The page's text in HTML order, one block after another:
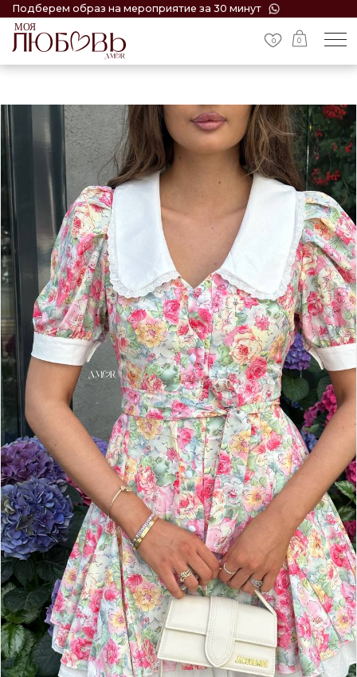
Подберем образ на мероприятие за 30 минут